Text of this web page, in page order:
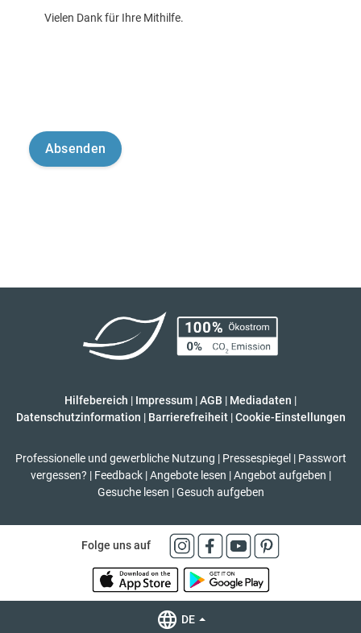
Vielen Dank für Ihre Mithilfe.
Hilfebereich | Impressum |AGB | Mediadaten |
Datenschutzinformation | Barrierefreiheit | Cookie-Einstellungen
Professionelle und gewerbliche Nutzung | Pressespiegel | Passwort
vergessen? | Feedback | Angebote lesen | Angebot aufgeben |
Gesuche lesen | Gesuch aufgeben
Folge uns auf
DE